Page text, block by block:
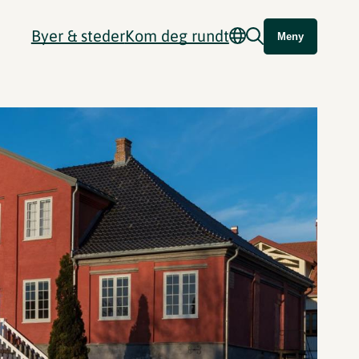
Byer & stederKom deg rundt Meny